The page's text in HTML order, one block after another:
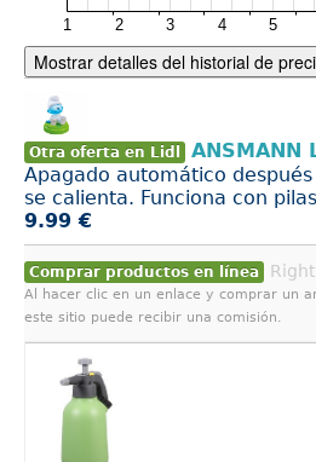
Mostrar detalles del historial de
Otra oferta en Lidl
ANSMANN
Apagado automático
se calienta. Funciona con
9.99 €
Comprar productos en línea
Al hacer clic en un enlace y comprar un
este sitio puede recibir una comisión.